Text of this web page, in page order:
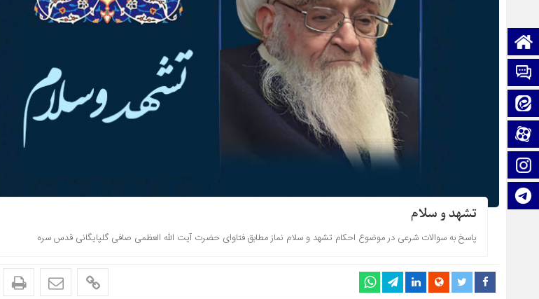
تلگرام
تشهد و سلام
پاسخ به سوالات شرعی در موضوع احکام تشهد و سلام نماز مطابق فتاوای حضرت آیت الله العظمی صافی گلپایگانی قدس سره